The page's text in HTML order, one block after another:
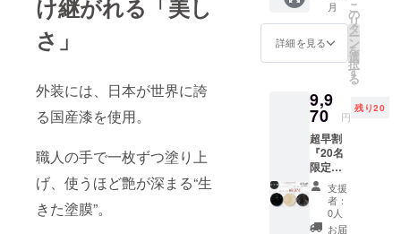
け継がれる「美し
さ」
外装には、日本が世界に誇
る国産漆を使用。
職人の手で一枚ずつ塗り上
げ、使うほど艶が深まる“生
きた塗膜”。
月
詳細を見る
こ
の
リ
タ
ー
ン
を
選
択
す
る
9,9
70 円
残り20
超早割
『20名
限定』
センテ
ネプ
レート
（漆平
支援
者：
0人
お届